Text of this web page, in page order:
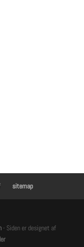
sitemap
- Siden er designet af